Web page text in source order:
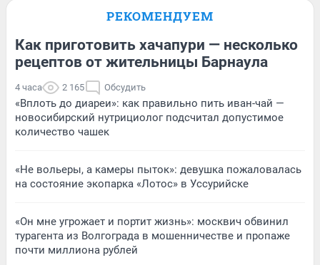
РЕКОМЕНДУЕМ
Как приготовить хачапури — несколько
рецептов от жительницы Барнаула
4 часа 2 165 Обсудить
«Вплоть до диареи»: как правильно пить иван-чай —
новосибирский нутрициолог подсчитал допустимое
количество чашек
«Не вольеры, а камеры пыток»: девушка пожаловалась
на состояние экопарка «Лотос» в Уссурийске
«Он мне угрожает и портит жизнь»: москвич обвинил
турагента из Волгограда в мошенничестве и пропаже
почти миллиона рублей